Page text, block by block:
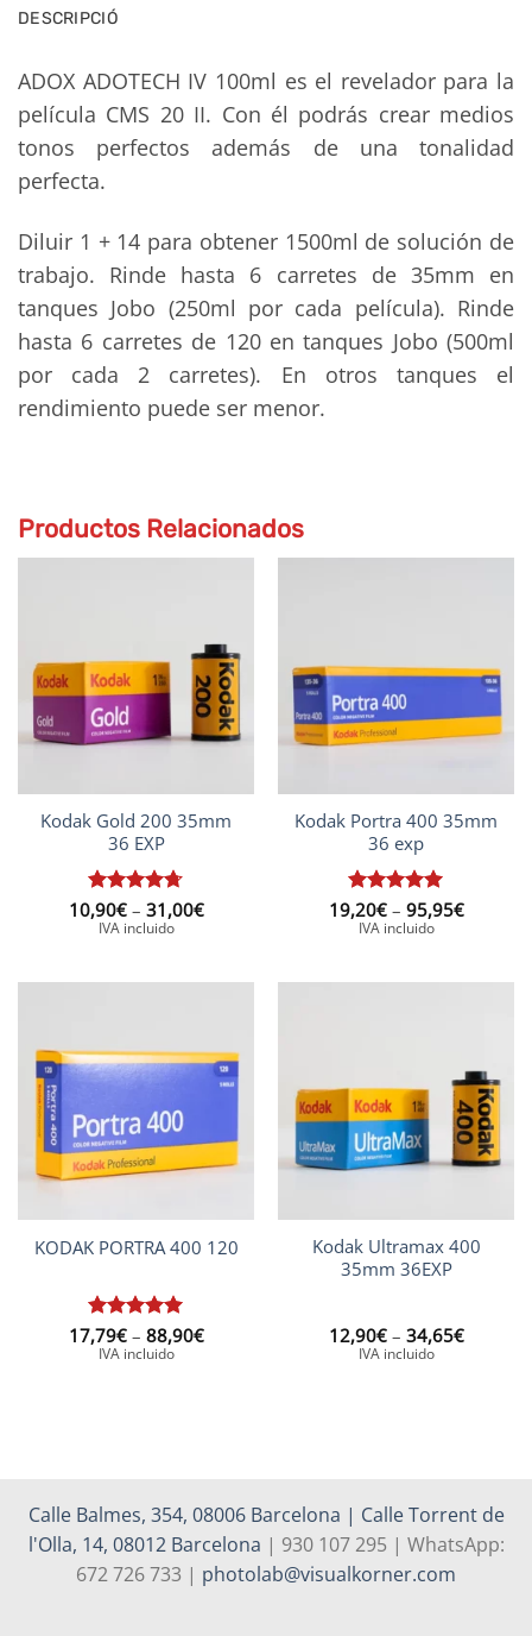
DESCRIPCIÓ
ADOX ADOTECH IV 100ml es el revelador para la
película CMS 20 II. Con él podrás crear medios
tonos perfectos además de una tonalidad
perfecta.
Diluir 1 + 14 para obtener 1500ml de solución de
trabajo. Rinde hasta 6 carretes de 35mm en
tanques Jobo (250ml por cada película). Rinde
hasta 6 carretes de 120 en tanques Jobo (500ml
por cada 2 carretes). En otros tanques el
rendimiento puede ser menor.
Productos Relacionados
Kodak Gold 200 35mm
36 EXP
Puntuat
amb4.67
10,90€ – 31,00€Interval
de
IVA incluido
Kodak Portra 400 35mm
36 exp
Puntuat
amb5de
19,20€ – 95,95€Interval
de
IVA incluido
KODAK PORTRA 400 120
Puntuat
amb5de
17,79€ – 88,90€Interval
de
IVA incluido
Kodak Ultramax 400
35mm 36EXP
12,90€ – 34,65€Interval
de
IVA incluido
Calle Balmes, 354, 08006 Barcelona | Calle Torrent de
l'Olla, 14, 08012 Barcelona | 930 107 295 | WhatsApp:
672 726 733 | photolab@visualkorner.com